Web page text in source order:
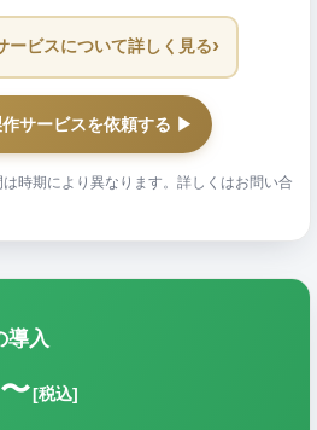
ービスについて詳しく見る›
サービスを依頼する ▶
時期により異なります。詳しくはお問い合
導入
[税込]